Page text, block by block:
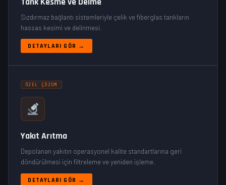
Sızdırmaz bağlantı sistemleriyle çelik ve fiberglas tankların
hassas kesimi ve delinmesi.
DETAYLARI GÖR →
ÖZEL ÇÖZÜM
Yakıt Arıtma
Depolanan yakıtın operasyonel kalite standartlarına geri
döndürülmesi için filtreleme ve yeniden işleme.
DETAYLARI GÖR →